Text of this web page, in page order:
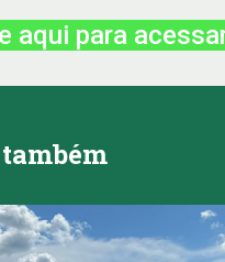
aqui para